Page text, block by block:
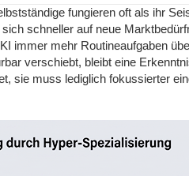
Diese können zum
Sofas bereitgestellt werden.
auf gepolsterte Bürostühle setzen,
lässt es sich selbst an langen
und somit deutlichen
fungieren oft als ihr
schneller auf neue
immer mehr Routineaufgaben
verschiebt, bleibt eine
sie muss lediglich fokussierter